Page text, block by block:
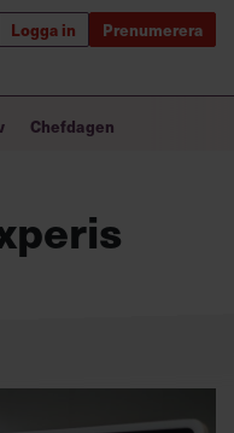
Logga in Prenumerera
världen
Chefdagen